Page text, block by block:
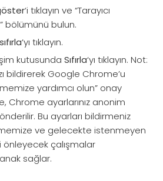
‘i tıklayın ve “Tarayıcı
bölümünü bulun.
‘yı tıklayın.
kutusunda Sıfırla‘yı tıklayın. Not:
bildirerek Google Chrome’u
yardımcı olun” onay
Chrome ayarlarınız anonim
Bu ayarları bildirmeniz
ve gelecekte istenmeyen
önleyecek çalışmalar
sağlar.